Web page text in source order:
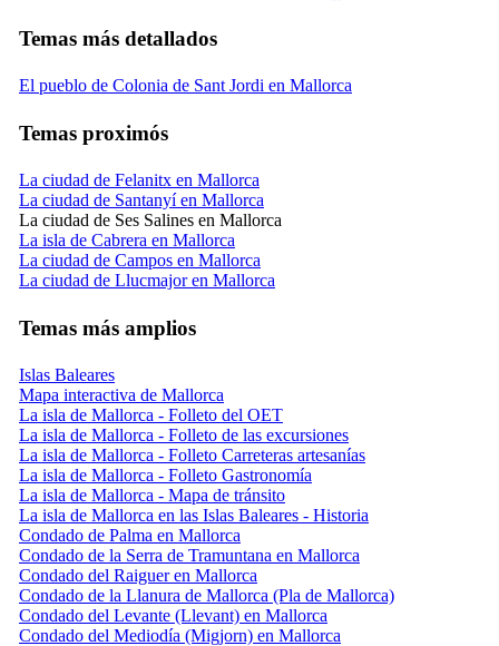
Temas más detallados
El pueblo de Colonia de Sant Jordi en Mallorca
Temas proximós
La ciudad de Felanitx en Mallorca
La ciudad de Santanyí en Mallorca
La ciudad de Ses Salines en Mallorca
La isla de Cabrera en Mallorca
La ciudad de Campos en Mallorca
La ciudad de Llucmajor en Mallorca
Temas más amplios
Islas Baleares
Mapa interactiva de Mallorca
La isla de Mallorca - Folleto del OET
La isla de Mallorca - Folleto de las excursiones
La isla de Mallorca - Folleto Carreteras artesanías
La isla de Mallorca - Folleto Gastronomía
La isla de Mallorca - Mapa de tránsito
La isla de Mallorca en las Islas Baleares - Historia
Condado de Palma en Mallorca
Condado de la Serra de Tramuntana en Mallorca
Condado del Raiguer en Mallorca
Condado de la Llanura de Mallorca (Pla de Mallorca)
Condado del Levante (Llevant) en Mallorca
Condado del Mediodía (Migjorn) en Mallorca